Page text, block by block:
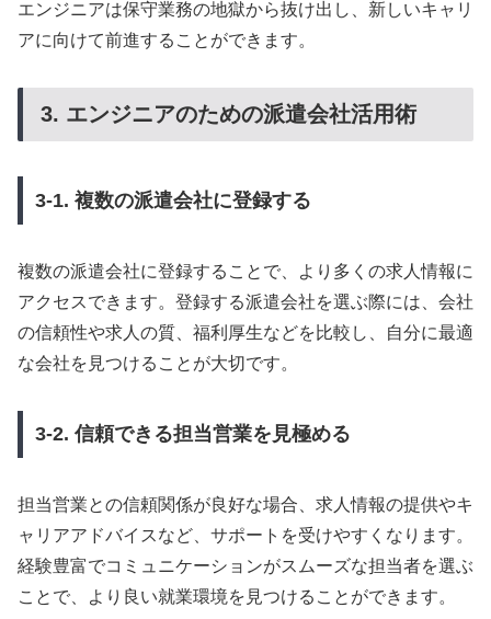
エンジニアは保守業務の地獄から抜け出し、新しいキャリ
アに向けて前進することができます。
3. エンジニアのための派遣会社活用術
3-1. 複数の派遣会社に登録する
複数の派遣会社に登録することで、より多くの求人情報に
アクセスできます。登録する派遣会社を選ぶ際には、会社
の信頼性や求人の質、福利厚生などを比較し、自分に最適
な会社を見つけることが大切です。
3-2. 信頼できる担当営業を見極める
担当営業との信頼関係が良好な場合、求人情報の提供やキ
ャリアアドバイスなど、サポートを受けやすくなります。
経験豊富でコミュニケーションがスムーズな担当者を選ぶ
ことで、より良い就業環境を見つけることができます。